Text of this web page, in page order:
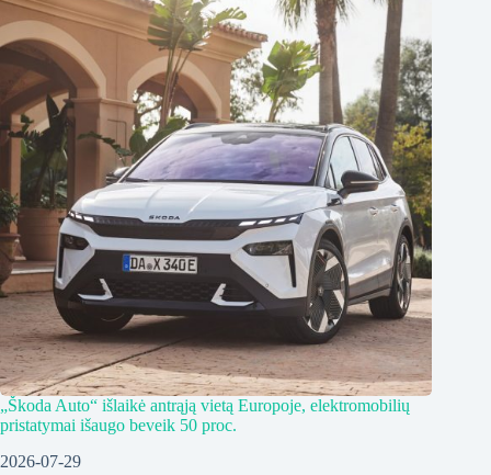
„Škoda Auto“ išlaikė antrąją vietą Europoje, elektromobilių
pristatymai išaugo beveik 50 proc.
2026-07-29